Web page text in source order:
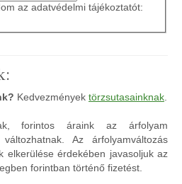
az adatvédelmi tájékoztatót:
Kedvezmények törzsutasainknak.
forintos áraink az árfolyam
Az árfolyamváltozás
elkerülése érdekében javasoljuk az
forintban történő fizetést.